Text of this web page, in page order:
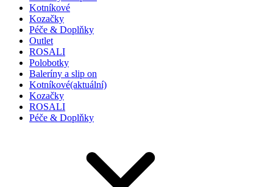
Kotníkové
Kozačky
Péče & Doplňky
Outlet
ROSALI
Polobotky
Baleríny a slip on
Kotníkové(aktuální)
Kozačky
ROSALI
Péče & Doplňky